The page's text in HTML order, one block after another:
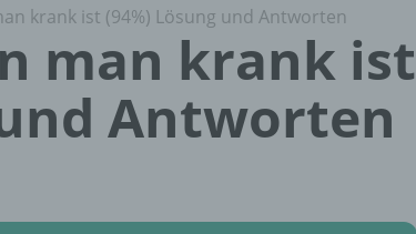
krank ist (94%) Lösung und Antworten
man krank ist
Antworten